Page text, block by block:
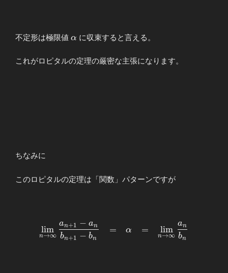
\lim_{x\to a}\frac{f(x)}
{g(x)} \end{array}
不定形は極限値 α
α に収束すると言える。
これがロピタルの定理の厳密な主張になります。
ちなみに
このロピタルの定理は「関数」パターンですが
\begin{array}{llllll} \displaystyle
\lim_{n\to\infty}\frac{a_{n+1}-
n→∞
lim
bn+1 − bn
an+1 − an = α =
n→∞
lim
bn
an